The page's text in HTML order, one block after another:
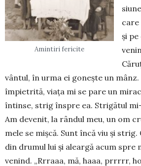
Amintiri fericite
care
și pe
vântul, în urma ei gonește un
împietrită, viața mi se pare un
întinse, strig înspre ea. Strigătul
Am devenit, la rândul meu, un om
mele se mișcă. Sunt încă viu și
din drumul lui și aleargă acum spre
venind. „Rrraaa, mă, haaa, prrrrr,